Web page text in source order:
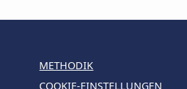
METHODIK
COOKIE-EINSTELLUNGEN